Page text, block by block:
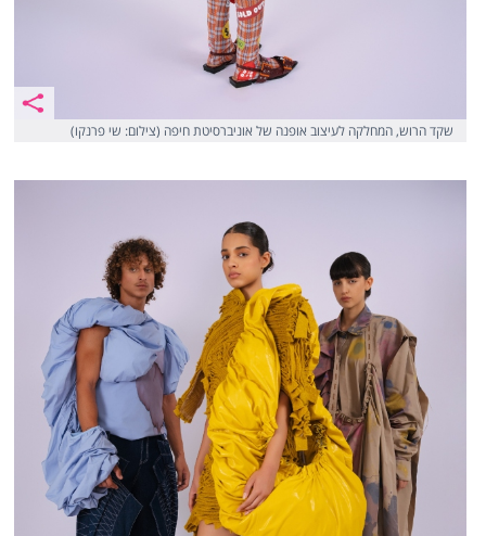
שקד הרוש, המחלקה לעיצוב אופנה של אוניברסיטת חיפה (צילום: שי פרנקו)